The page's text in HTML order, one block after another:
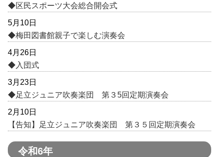
◆区民スポーツ大会総合開会式
5月10日
◆梅田図書館親子で楽しむ演奏会
4月26日
◆入団式
3月23日
◆足立ジュニア吹奏楽団 第３5回定期演奏会
2月10日
【告知】足立ジュニア吹奏楽団 第３５回定期演奏会
令和6年